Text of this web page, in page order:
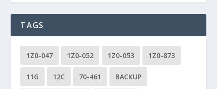
TAGS
1Z0-047 1Z0-052 1Z0-053 1Z0-873
11G 12C 70-461 BACKUP